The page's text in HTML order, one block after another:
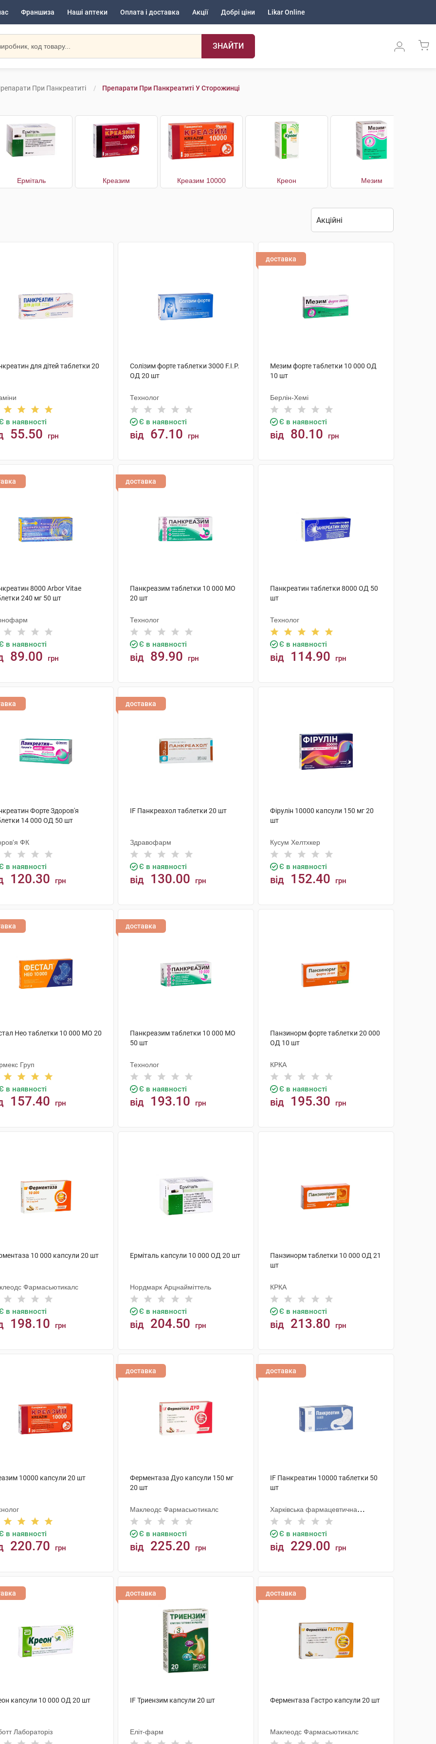
Франшиза Наші аптеки Оплата і доставка Акції Добрі ціни Likar Online
ЗНАЙТИ
При Панкреатиті Препарати При Панкреатиті У Сторожинці
Ерміталь Креазим Креазим 10000 Креон Мезим
для дітей таблетки 20
в наявності
55.50 грн
Солізим форте таблетки 3000 F.I.P.
ОД 20 шт
Технолог
Є в наявності
від 67.10 грн
доставка
Мезим форте таблетки 10 000 ОД
10 шт
Берлін-Хемі
Є в наявності
від 80.10 грн
8000 Arbor Vitae
240 мг 50 шт
в наявності
89.00 грн
доставка
Панкреазим таблетки 10 000 МО
20 шт
Технолог
Є в наявності
від 89.90 грн
Панкреатин таблетки 8000 ОД 50
шт
Технолог
Є в наявності
від 114.90 грн
Форте Здоров'я
14 000 ОД 50 шт
ФК
в наявності
120.30 грн
доставка
IF Панкреахол таблетки 20 шт
Здравофарм
Є в наявності
від 130.00 грн
Фірулін 10000 капсули 150 мг 20
шт
Кусум Хелтхкер
Є в наявності
від 152.40 грн
Нео таблетки 10 000 МО 20
Груп
в наявності
157.40 грн
доставка
Панкреазим таблетки 10 000 МО
50 шт
Технолог
Є в наявності
від 193.10 грн
Панзинорм форте таблетки 20 000
ОД 10 шт
КРКА
Є в наявності
від 195.30 грн
10 000 капсули 20 шт
Фармасьютикалс
в наявності
198.10 грн
Ерміталь капсули 10 000 ОД 20 шт
Нордмарк Арцнайміттель
Є в наявності
від 204.50 грн
Панзинорм таблетки 10 000 ОД 21
шт
КРКА
Є в наявності
від 213.80 грн
10000 капсули 20 шт
в наявності
220.70 грн
доставка
Ферментаза Дуо капсули 150 мг
20 шт
Маклеодс Фармасьютикалс
Є в наявності
від 225.20 грн
доставка
IF Панкреатин 10000 таблетки 50
шт
Харківська фармацевтична
фабрика
Є в наявності
від 229.00 грн
капсули 10 000 ОД 20 шт
Лабораторіз
доставка
IF Триензим капсули 20 шт
Еліт-фарм
доставка
Ферментаза Гастро капсули 20 шт
Маклеодс Фармасьютикалс